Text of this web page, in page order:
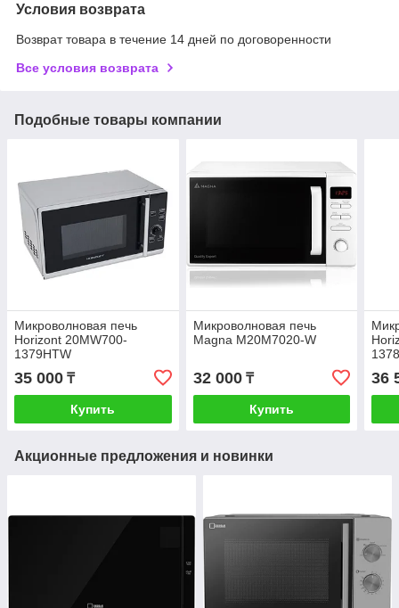
Условия возврата
Возврат товара в течение 14 дней по договоренности
Все условия возврата
Подобные товары компании
Микроволновая печь
Horizont 20MW700-
1379HTW
35 000 ₸
Купить
Микроволновая печь
Magna M20M7020-W
32 000₸
Купить
36
Акционные предложения и новинки